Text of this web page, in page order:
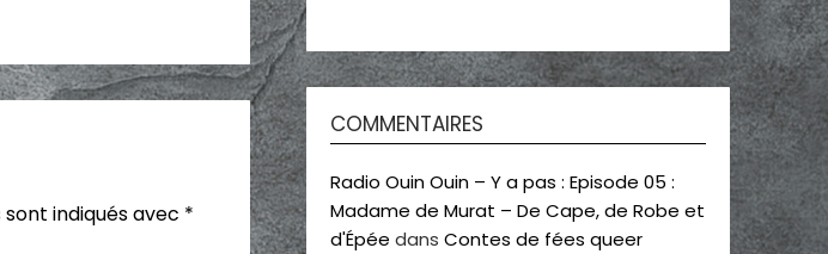
indiqués avec *
COMMENTAIRES
Radio Ouin Ouin – Y a pas : Episode 05 :
Madame de Murat – De Cape, de Robe et
d'Épée dans Contes de fées queer